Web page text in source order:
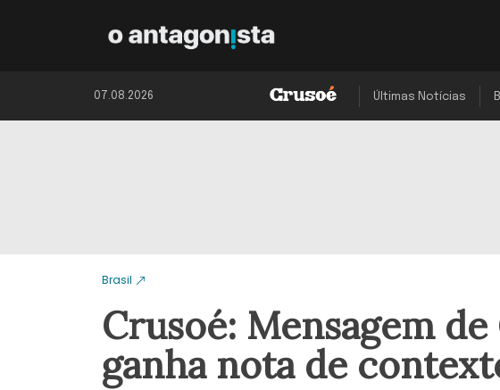
07.08.2026 Últimas Notícias
Brasil
Crusoé: Mensagem
ganha nota de